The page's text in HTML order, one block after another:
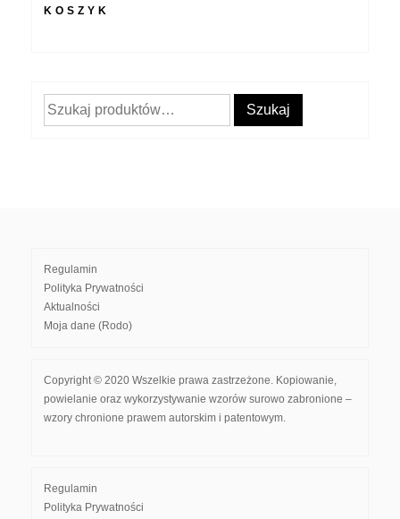
KOSZYK
Szukaj: Szukaj
Regulamin
Polityka Prywatności
Aktualności
Moja dane (Rodo)
Copyright © 2020 Wszelkie prawa zastrzeżone. Kopiowanie,
powielanie oraz wykorzystywanie wzorów surowo zabronione –
wzory chronione prawem autorskim i patentowym.
Regulamin
Polityka Prywatności